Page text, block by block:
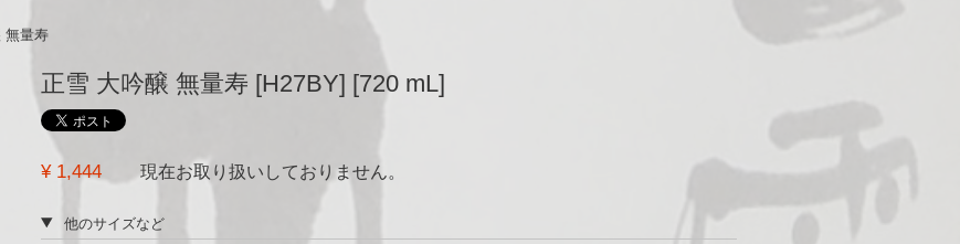
無量寿
正雪 大吟醸 無量寿 [H27BY] [720 mL]
¥ 1,444 現在お取り扱いしておりません。
他のサイズなど